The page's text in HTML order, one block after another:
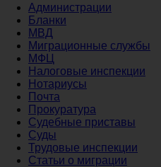
Администрации
Бланки
МВД
Миграционные службы
МФЦ
Налоговые инспекции
Нотариусы
Почта
Прокуратура
Судебные приставы
Суды
Трудовые инспекции
Статьи о миграции